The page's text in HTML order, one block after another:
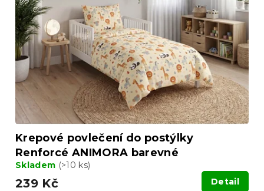
Krepové povlečení do postýlky
Renforcé ANIMORA barevné
Skladem (>10 ks)
239 Kč Detail